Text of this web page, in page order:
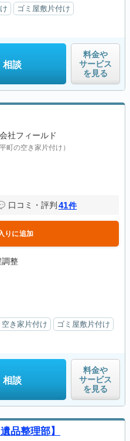
ゴミ屋敷片付け
相談
料金や
サービス
を見る
社フィールド
町の空き家片付け）
口コミ・評判 41件
りに追加
整
空き家片付け
ゴミ屋敷片付け
相談
料金や
サービス
を見る
品整理部】